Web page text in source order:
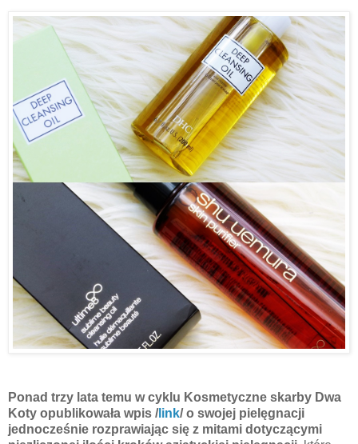
Ponad trzy lata temu w cyklu Kosmetyczne skarby Dwa
Koty opublikowała wpis /link/ o swojej pielęgnacji
jednocześnie rozprawiając się z mitami dotyczącymi